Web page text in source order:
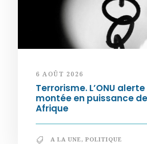
6 AOÛT 2026
Terrorisme. L’ONU
montée en puissance
Afrique
A LA UNE, POLITIQUE